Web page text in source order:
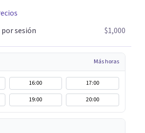
sesión
$1,000
Más horas
16:00
17:00
19:00 20:00